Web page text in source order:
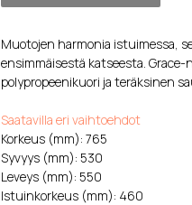
Muotojen harmonia istuimessa,
ensimmäisestä katseesta.
polypropeenikuori ja teräksinen
Saatavilla eri vaihtoehdot
Korkeus (mm): 765
Syvyys (mm): 530
Leveys (mm): 550
Istuinkorkeus (mm): 460